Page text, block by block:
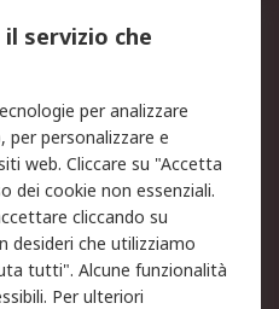
Informativa Privacy -
Aggiornata
Termini d'uso
Condizioni generali di
servizio
servizio che
per analizzare
personalizzare e
web. Cliccare su "Accetta
dei cookie non essenziali.
cliccando su
desideri che utilizziamo
tutti". Alcune funzionalità
Per ulteriori